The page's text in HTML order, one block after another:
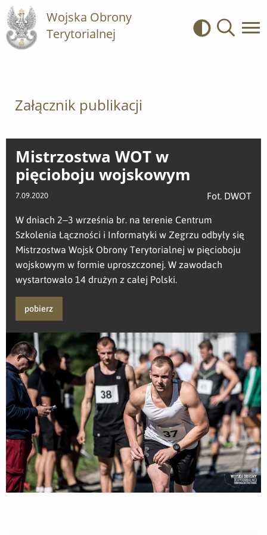
Wojska Obrony
Terytorialnej
Kontrast
Załącznik publikacji
Mistrzostwa WOT w
pięcioboju wojskowym
7.09.2020 Fot. DWOT
W dniach 2–3 września br. na terenie Centrum
Szkolenia Łączności i Informatyki w Zegrzu odbyły się
Mistrzostwa Wojsk Obrony Terytorialnej w pięcioboju
wojskowym w formie uproszczonej. W zawodach
wystartowało 14 drużyn z całej Polski.
pobierz